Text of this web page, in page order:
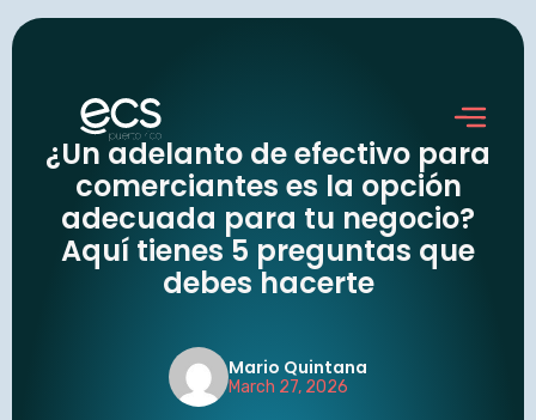
Skip
to
¿Un adelanto de efectivo para
comerciantes es la opción
adecuada para tu negocio?
Aquí tienes 5 preguntas que
debes hacerte
Mario Quintana
March 27, 2026